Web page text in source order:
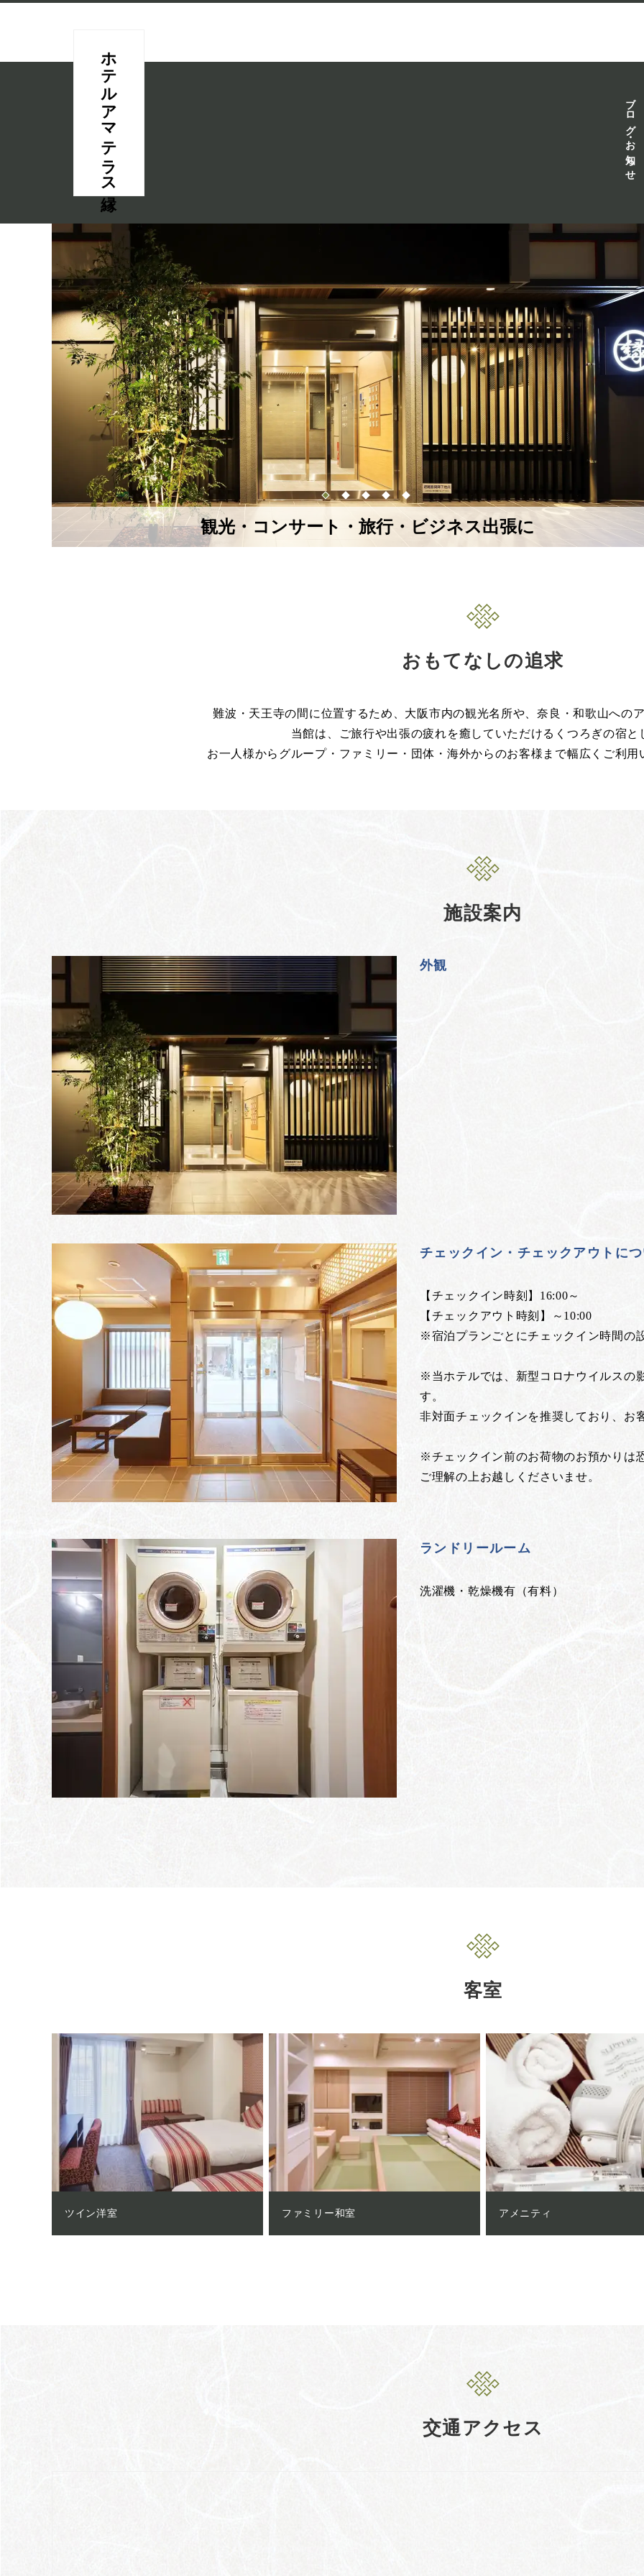
ホテルアマテラス縁 ブログ・お知らせ
観光・コンサート・旅行・ビジネス出張に
おもてなしの追求
難波・天王寺の間に位置するため、大阪市内の観光名所や、奈良・和歌山への
当館は、ご旅行や出張の疲れを癒していただけるくつろぎの宿と
お一人様からグループ・ファミリー・団体・海外からのお客様まで幅広くご利用
施設案内
外観
チェックイン・チェックアウトに
【チェックイン時刻】16:00～
【チェックアウト時刻】～10:00
※宿泊プランごとにチェックイン時間の
※当ホテルでは、新型コロナウイルスの
す。
非対面チェックインを推奨しており、お
※チェックイン前のお荷物のお預かりは
ご理解の上お越しくださいませ。
ランドリールーム
洗濯機・乾燥機有（有料）
客室
ツイン洋室 ファミリー和室 アメニティ
交通アクセス